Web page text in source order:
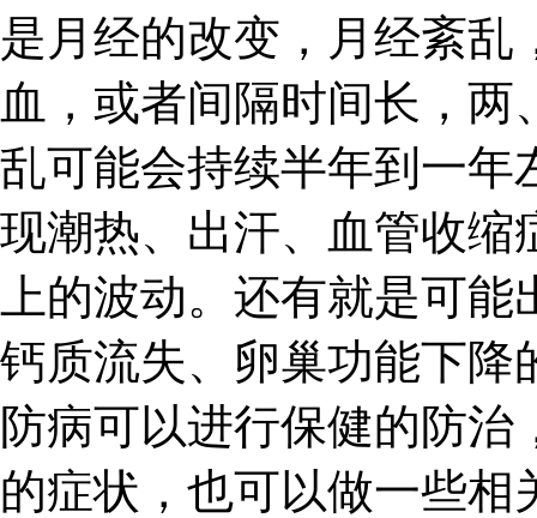
是月经的改变，月经紊
血，或者间隔时间长，
乱可能会持续半年到一年
现潮热、出汗、血管收缩
上的波动。还有就是可
钙质流失、卵巢功能下降
防病可以进行保健的防
的症状，也可以做一些